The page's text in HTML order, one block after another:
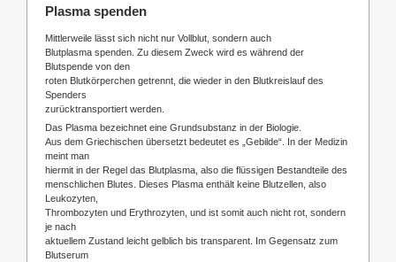
Plasma spenden
Mittlerweile lässt sich nicht nur Vollblut, sondern auch
Blutplasma spenden. Zu diesem Zweck wird es während der
Blutspende von den
roten Blutkörperchen getrennt, die wieder in den Blutkreislauf des
Spenders
zurücktransportiert werden.
Das Plasma bezeichnet eine Grundsubstanz in der Biologie.
Aus dem Griechischen übersetzt bedeutet es „Gebilde“. In der Medizin
meint man
hiermit in der Regel das Blutplasma, also die flüssigen Bestandteile des
menschlichen Blutes. Dieses Plasma enthält keine Blutzellen, also
Leukozyten,
Thrombozyten und Erythrozyten, und ist somit auch nicht rot, sondern
je nach
aktuellem Zustand leicht gelblich bis transparent. Im Gegensatz zum
Blutserum